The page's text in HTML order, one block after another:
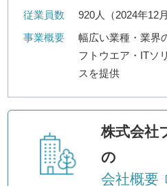
従業員数
920人（2024年12
事業概要
幅広い業種・業界
フトウエア・ITソ
スを提供
株式会社
の
会社概要